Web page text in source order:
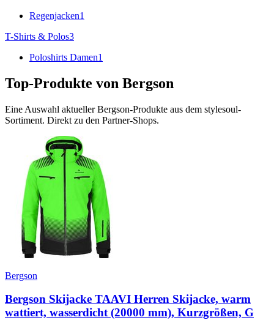
Regenjacken1
T-Shirts & Polos3
Poloshirts Damen1
Top-Produkte von Bergson
Eine Auswahl aktuellerBergson-Produkte aus dem stylesoul-
Sortiment. Direkt zu den Partner-Shops.
Bergson
Bergson Skijacke TAAVI Herren Skijacke, warm
wattiert, wasserdicht (20000 mm), Kurzgrößen, G